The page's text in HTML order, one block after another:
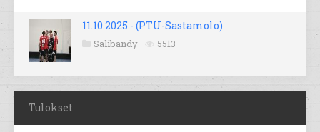
11.10.2025 - (PTU-Sastamolo)
Salibandy 5513
Tulokset